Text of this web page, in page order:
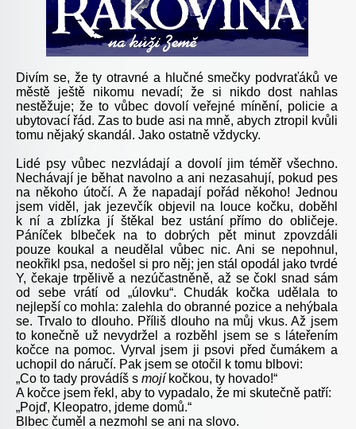
Divím se, že ty otravné a hlučné smečky podvraťáků ve
městě ještě nikomu nevadí; že si nikdo dost nahlas
nestěžuje; že to vůbec dovolí veřejné mínění, policie a
ubytovací řád. Zas to bude asi na mně, abych ztropil kvůli
tomu nějaký skandál. Jako ostatně vždycky.
Lidé psy vůbec nezvládají a dovolí jim téměř všechno.
Nechávají je běhat navolno a ani nezasahují, pokud pes
na někoho útočí. A že napadají pořád někoho! Jednou
jsem viděl, jak jezevčík objevil na louce kočku, doběhl
k ní a zblízka jí štěkal bez ustání přímo do obličeje.
Páníček blbeček na to dobrých pět minut zpovzdáli
pouze koukal a neudělal vůbec nic. Ani se nepohnul,
neokřikl psa, nedošel si pro něj; jen stál opodál jako tvrdé
Y, čekaje trpělivě a nezúčastněně, až se čokl snad sám
od sebe vrátí od „úlovku“. Chudák kočka udělala to
nejlepší co mohla: zalehla do obranné pozice a nehýbala
se. Trvalo to dlouho. Příliš dlouho na můj vkus. Až jsem
to konečně už nevydržel a rozběhl jsem se s láteřením
kočce na pomoc. Vyrval jsem ji psovi před čumákem a
uchopil do náručí. Pak jsem se otočil k tomu blbovi:
„Co to tady provádíš s mojí kočkou, ty hovado!“
A kočce jsem řekl, aby to vypadalo, že mi skutečně patří:
„Pojď, Kleopatro, jdeme domů.“
Blbec čuměl a nezmohl se ani na slovo.